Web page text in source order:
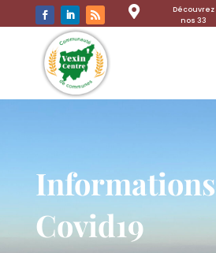

Découvrez
nos 33
Informations
Covid19